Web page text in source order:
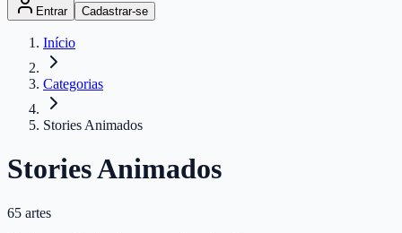
Entrar Cadastrar-se
Início
Categorias
Stories Animados
Stories Animados
65 artes